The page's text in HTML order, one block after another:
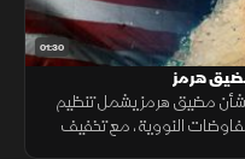
01:30
هرمز
مضيق هرمز يشمل تنظيم
النووية، مع تخفيف